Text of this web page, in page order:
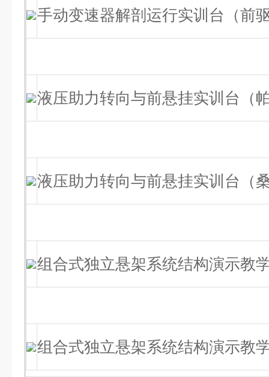
手动变速器解剖运行实训台（前
液压助力转向与前悬挂实训台（
液压助力转向与前悬挂实训台（
组合式独立悬架系统结构演示教
组合式独立悬架系统结构演示教